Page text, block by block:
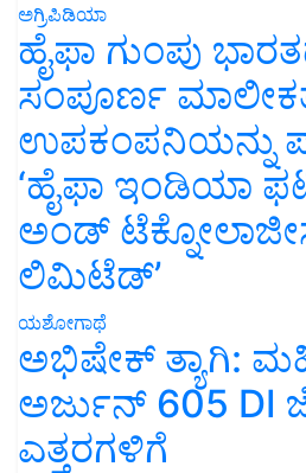
ಅಗ್ರಿಪಿಡಿಯಾ
ಹೈಫಾ ಗುಂಪು
ಸಂಪೂರ್ಣ
ಉಪಕಂಪನಿಯನ್ನು
‘ಹೈಫಾ ಇಂಡಿಯಾ
ಅಂಡ್
ಲಿಮಿಟೆಡ್’
ಯಶೋಗಾಥೆ
ಅಭಿಷೇಕ್ ತ್ಯಾಗಿ:
ಅರ್ಜುನ್ 605 DI
ಎತ್ತರಗಳಿಗೆ